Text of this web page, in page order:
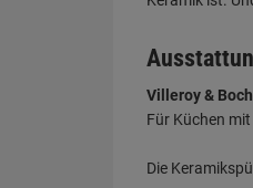
Villeroy &
Für Küchen
Die